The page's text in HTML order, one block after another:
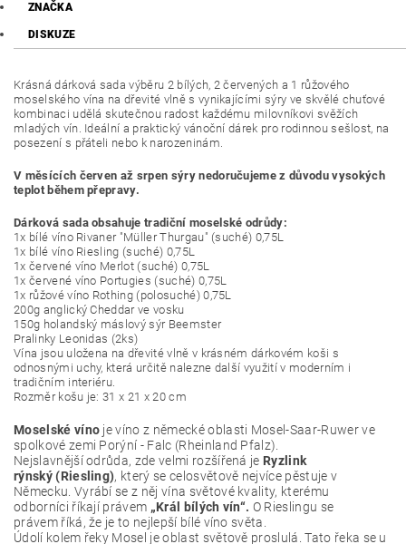
ZNAČKA
DISKUZE
Krásná dárková sada výběru 2 bílých, 2 červených a 1 růžového
moselského vína na dřevité vlně s vynikajícími sýry ve skvělé chuťové
kombinaci udělá skutečnou radost každému milovníkovi svěžích
mladých vín. Ideální a praktický vánoční dárek pro rodinnou sešlost, na
posezení s přáteli nebo k narozeninám.
V měsících červen až srpen sýry nedoručujeme z důvodu vysokých
teplot během přepravy.
Dárková sada obsahuje tradiční moselské odrůdy:
1x bílé víno Rivaner "Müller Thurgau" (suché) 0,75L
1x bílé víno Riesling (suché) 0,75L
1x červené víno Merlot (suché) 0,75L
1x červené víno Portugies (suché) 0,75L
1x růžové víno Rothing (polosuché) 0,75L
200g anglický Cheddar ve vosku
150g holandský máslový sýr Beemster
Pralinky Leonidas (2ks)
Vína jsou uložena na dřevité vlně v krásném dárkovém koši s
odnosnými uchy, která určitě nalezne další využití v moderním i
tradičním interiéru.
Rozměr košu je: 31 x 21 x 20 cm
Moselské víno je víno z německé oblasti Mosel-Saar-Ruwer ve
spolkové zemi Porýní - Falc (Rheinland Pfalz).
Nejslavnější odrůda, zde velmi rozšířená je Ryzlink
rýnský (Riesling), který se celosvětově nejvíce pěstuje v
Německu. Vyrábí se z něj vína světové kvality, kterému
odborníci říkají právem „Král bílých vín“. O Rieslingu se
právem říká, že je to nejlepší bílé víno světa.
Údolí kolem řeky Mosel je oblast světově proslulá. Tato řeka se u